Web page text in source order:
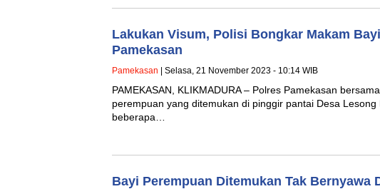
Lakukan Visum, Polisi Bongkar Makam
Pamekasan
Pamekasan | Selasa, 21 November 2023 - 10:14 WIB
PAMEKASAN, KLIKMADURA – Polres Pamekasan
perempuan yang ditemukan di pinggir pantai Desa
beberapa…
Bayi Perempuan Ditemukan Tak Bernyawa